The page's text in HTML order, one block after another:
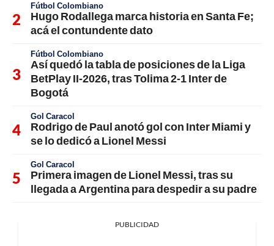
Fútbol Colombiano
Hugo Rodallega marca historia en Santa Fe;
acá el contundente dato
Fútbol Colombiano
Así quedó la tabla de posiciones de la Liga
BetPlay II-2026, tras Tolima 2-1 Inter de
Bogotá
Gol Caracol
Rodrigo de Paul anotó gol con Inter Miami y
se lo dedicó a Lionel Messi
Gol Caracol
Primera imagen de Lionel Messi, tras su
llegada a Argentina para despedir a su padre
PUBLICIDAD